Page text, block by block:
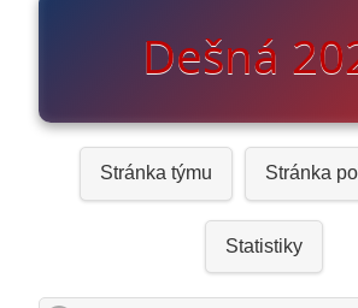
Dešná
Stránka týmu Stránka
Statistiky